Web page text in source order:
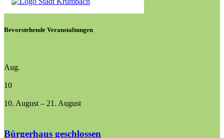
Bevorstehende Veranstaltungen
Aug.
10
10. August – 21. August
Bürgerhaus geschlossen